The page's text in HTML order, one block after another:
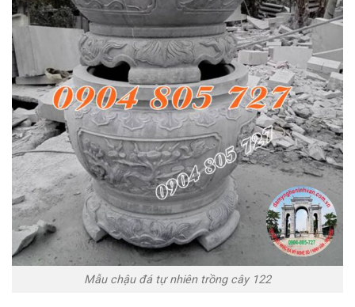
Mẫu chậu đá tự nhiên trồng cây 122